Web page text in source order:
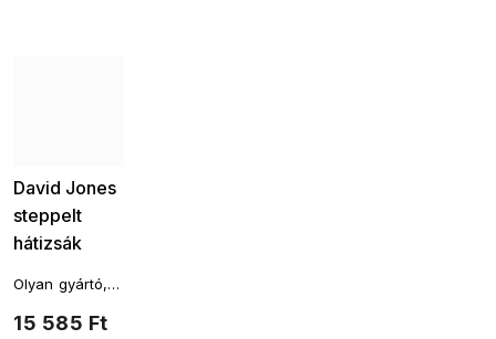
David Jones
steppelt
hátizsák
sienna
7301962-1
15 585 Ft
Olyan gyártó,
termékeit